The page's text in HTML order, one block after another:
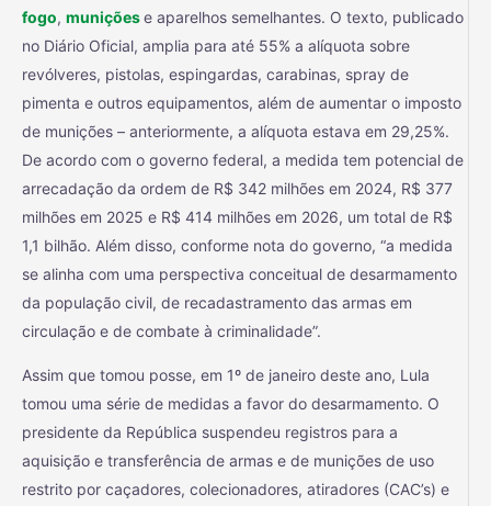
fogo, muniçõese aparelhos semelhantes. O texto, publicado
no Diário Oficial, amplia para até 55% a alíquota sobre
revólveres, pistolas, espingardas, carabinas, spray de
pimenta e outros equipamentos, além de aumentar o imposto
de munições – anteriormente, a alíquota estava em 29,25%.
De acordo com o governo federal, a medida tem potencial de
arrecadação da ordem de R$ 342 milhões em 2024, R$ 377
milhões em 2025 e R$ 414 milhões em 2026, um total de R$
1,1 bilhão. Além disso, conforme nota do governo, “a medida
se alinha com uma perspectiva conceitual de desarmamento
da população civil, de recadastramento das armas em
circulação e de combate à criminalidade”.
Assim que tomou posse, em 1º de janeiro deste ano, Lula
tomou uma série de medidas a favor do desarmamento. O
presidente da República suspendeu registros para a
aquisição e transferência de armas e de munições de uso
restrito por caçadores, colecionadores, atiradores (CAC’s) e